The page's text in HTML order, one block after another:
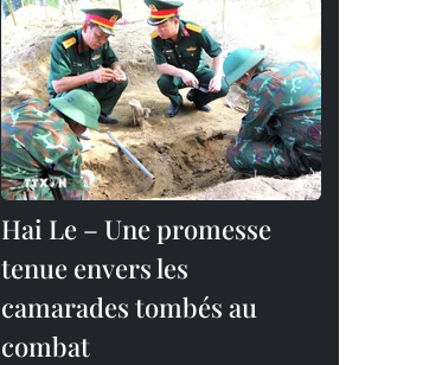
Hai Le – Une promesse
tenue envers les
camarades tombés au
combat